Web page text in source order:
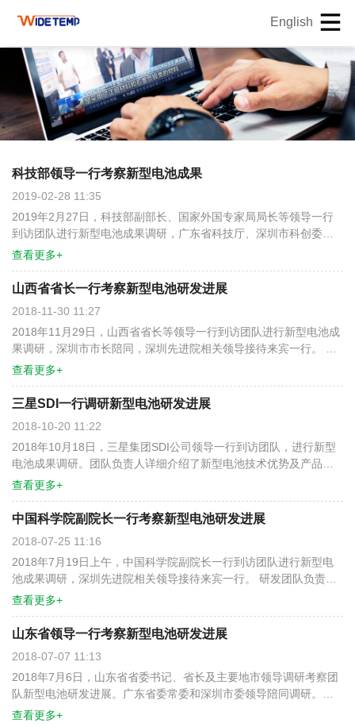
English
科技部领导一行考察新型电池成果
2019-02-28 11:35
2019年2月27日，科技部副部长、国家外国专家局局长等领导一行
到访团队进行新型电池成果调研，广东省科技厅、深圳市科创委领
导陪同调研。深圳先进院相关领导接待来宾一行。 ​团队负责人详细
低成本的负极材料将显著提升能量密度，并降低成本，且具有宽温
电类、备用电源、家庭及光伏储能、通讯储能、新能源汽车等应用
场景具有良好的市场应用前景。目前公司已开发出多种型号规格的
圆柱及软包电芯产品及模组，并已通过第三方性能检测，已进入市
场推广和销售阶段。
查看更多+
山西省省长一行考察新型电池研发进展
2018-11-30 11:27
2018年11月29日，山西省省长等领导一行到访团队进行新型电池成
果调研，深圳市市长陪同，深圳先进院相关领导接待来宾一行。 团
队负责人详细介绍了新型电池技术优势及最新开发进展。新型电池
成本，且具有宽温域、环保易回收等优势，在电动自行车、滑板
能、新能源汽车等场景具有良好的市场应用前景。
查看更多+
三星SDI一行调研新型电池研发进展
2018-10-20 11:22
2018年10月18日，三星集团SDI公司领导一行到访团队，进行新型
电池成果调研。团队负责人详细介绍了新型电池技术优势及产品开
发进度。新型电池产品采用高容量、低成本的新型负极材料，将显
温域、环保易回收等优势。这种新型电池在电动自行车、滑板车、
能源汽车等场景均具有广阔的市场应用前景。现阶段公司已开发出
多种型号规格的圆柱及软包电芯产品及模组，并已通过第三方性能
检测，将陆续开展市场推广和销售。
查看更多+
中国科学院副院长一行考察新型电池研发进展
2018-07-25 11:16
2018年7月19日上午，中国科学院副院长一行到访团队进行新型电
池成果调研，深圳先进院相关领导接待来宾一行。 研发团队负责人
向调研团一行介绍了新型电池技术优势及新型电池研发进度。新型
降低成本，且具有宽温域、环保易回收等优势，在电动自行车、滑
能、新能源汽车等应用场景具有良好的市场应用前景。目前公司已
开发出多种型号规格的圆柱及软包电芯产品及模组，电池产品性能
已通过第三方检测，将陆续开展电池的生产和销售。
查看更多+
山东省领导一行考察新型电池研发进展
2018-07-07 11:13
2018年7月6日，山东省省委书记、省长及主要地市领导调研考察团
队新型电池研发进展。广东省委常委和深圳市委领导陪同调研。深
圳先进院相关领导接待来宾。 研发团队负责人详细介绍了新型电池
查看更多+